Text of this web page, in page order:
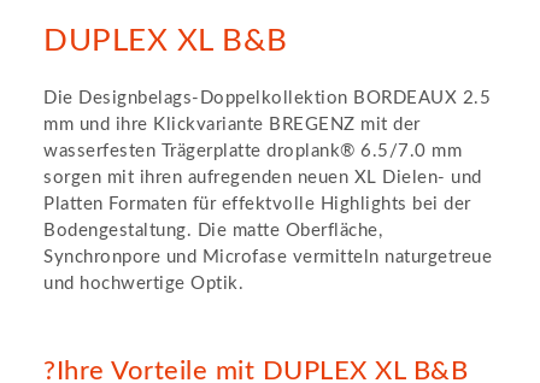
DUPLEX XL B&B
Die Designbelags-Doppelkollektion BORDEAUX 2.5
mm und ihre Klickvariante BREGENZ mit der
wasserfesten Trägerplatte droplank® 6.5/7.0 mm
sorgen mit ihren aufregenden neuen XL Dielen- und
Platten Formaten für effektvolle Highlights bei der
Bodengestaltung. Die matte Oberfläche,
Synchronpore und Microfase vermitteln naturgetreue
und hochwertige Optik.
?Ihre Vorteile mit DUPLEX XL B&B